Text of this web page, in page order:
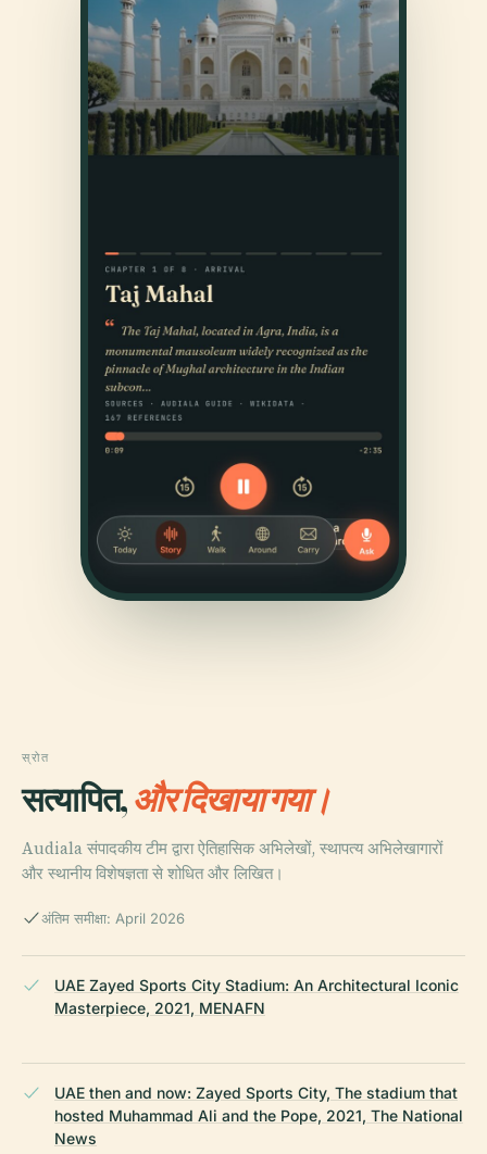
स्रोत
सत्यापित,और दिखाया गया।
Audiala संपादकीय टीम द्वारा ऐतिहासिक अभिलेखों, स्थापत्य अभिलेखागारों
और स्थानीय विशेषज्ञता से शोधित और लिखित।
अंतिम समीक्षा: April 2026
UAE Zayed Sports City Stadium: An Architectural Iconic
Masterpiece, 2021, MENAFN
UAE then and now: Zayed Sports City, The stadium that
hosted Muhammad Ali and the Pope, 2021, The National
News